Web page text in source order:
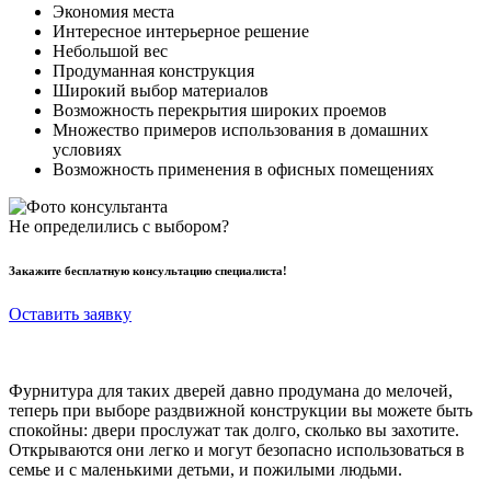
Экономия места
Интересное интерьерное решение
Небольшой вес
Продуманная конструкция
Широкий выбор материалов
Возможность перекрытия широких проемов
Множество примеров использования в домашних
условиях
Возможность применения в офисных помещениях
Не определились с выбором?
Закажите бесплатную консультацию специалиста!
Оставить заявку
Фурнитура для таких дверей давно продумана до мелочей,
теперь при выборе раздвижной конструкции вы можете быть
спокойны: двери прослужат так долго, сколько вы захотите.
Открываются они легко и могут безопасно использоваться в
семье и с маленькими детьми, и пожилыми людьми.